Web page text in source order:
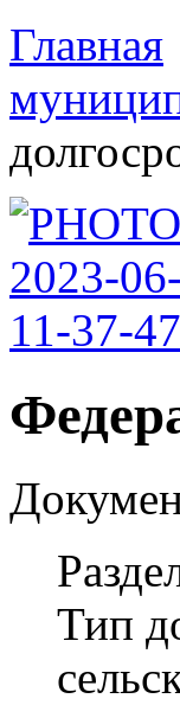
Главная
Тип